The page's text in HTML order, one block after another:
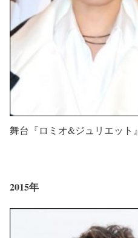
舞台『ロミオ&ジュリエット』
2015年